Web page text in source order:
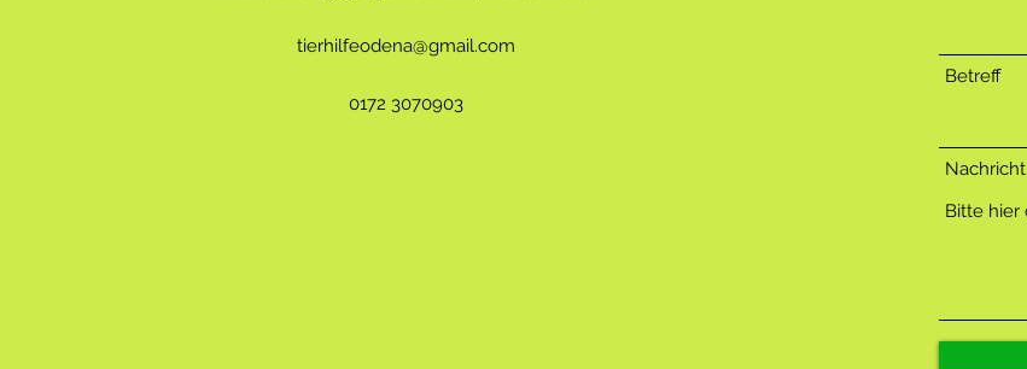
tierhilfeodena@gmail.com
0172 3070903
Betreff
Nachricht